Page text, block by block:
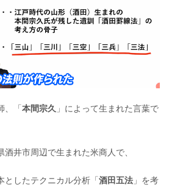
、「 本間宗久 」によって生まれた言葉で
井市周辺で生まれた米商人で、
としたテクニカル分析「 酒田五法 」を考